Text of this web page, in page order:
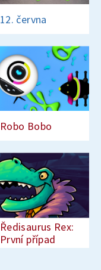
12. června
Robo Bobo
Ředisaurus Rex:
První případ